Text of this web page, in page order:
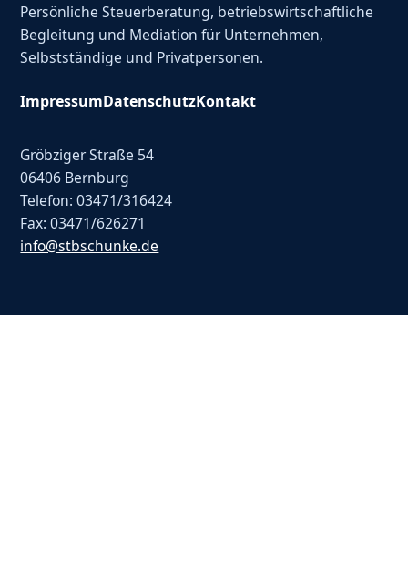
Persönliche Steuerberatung, betriebswirtschaftliche
Begleitung und Mediation für Unternehmen,
Selbstständige und Privatpersonen.
ImpressumDatenschutzKontakt
Gröbziger Straße 54
06406 Bernburg
Telefon: 03471/316424
Fax: 03471/626271
info@stbschunke.de